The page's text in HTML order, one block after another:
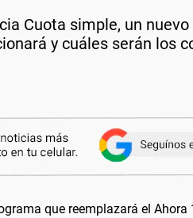
Cuota simple, un
y cuáles serán los